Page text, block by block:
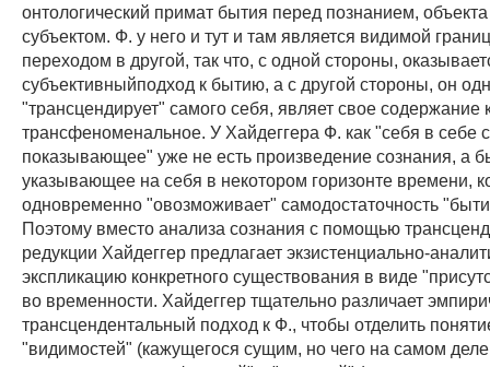
онтологический примат бытия перед познанием,
субъектом. Ф. у него и тут и там является видимой
переходом в другой, так что, с одной стороны,
субъективныйподход к бытию, а с другой стороны, он
"трансцендирует" самого себя, являет свое содержание
трансфеноменальное. У Хайдеггера Ф. как "себя в себе
показывающее" уже не есть произведение сознания, а
указывающее на себя в некотором горизонте времени,
одновременно "овозможивает" самодостаточность
Поэтому вместо анализа сознания с помощью
редукции Хайдеггер предлагает экзистенциально-
экспликацию конкретного существования в виде
во временности. Хайдеггер тщательно различает
трансцендентальный подход к Ф., чтобы отделить
"видимостей" (кажущегося сущим, но чего на самом деле